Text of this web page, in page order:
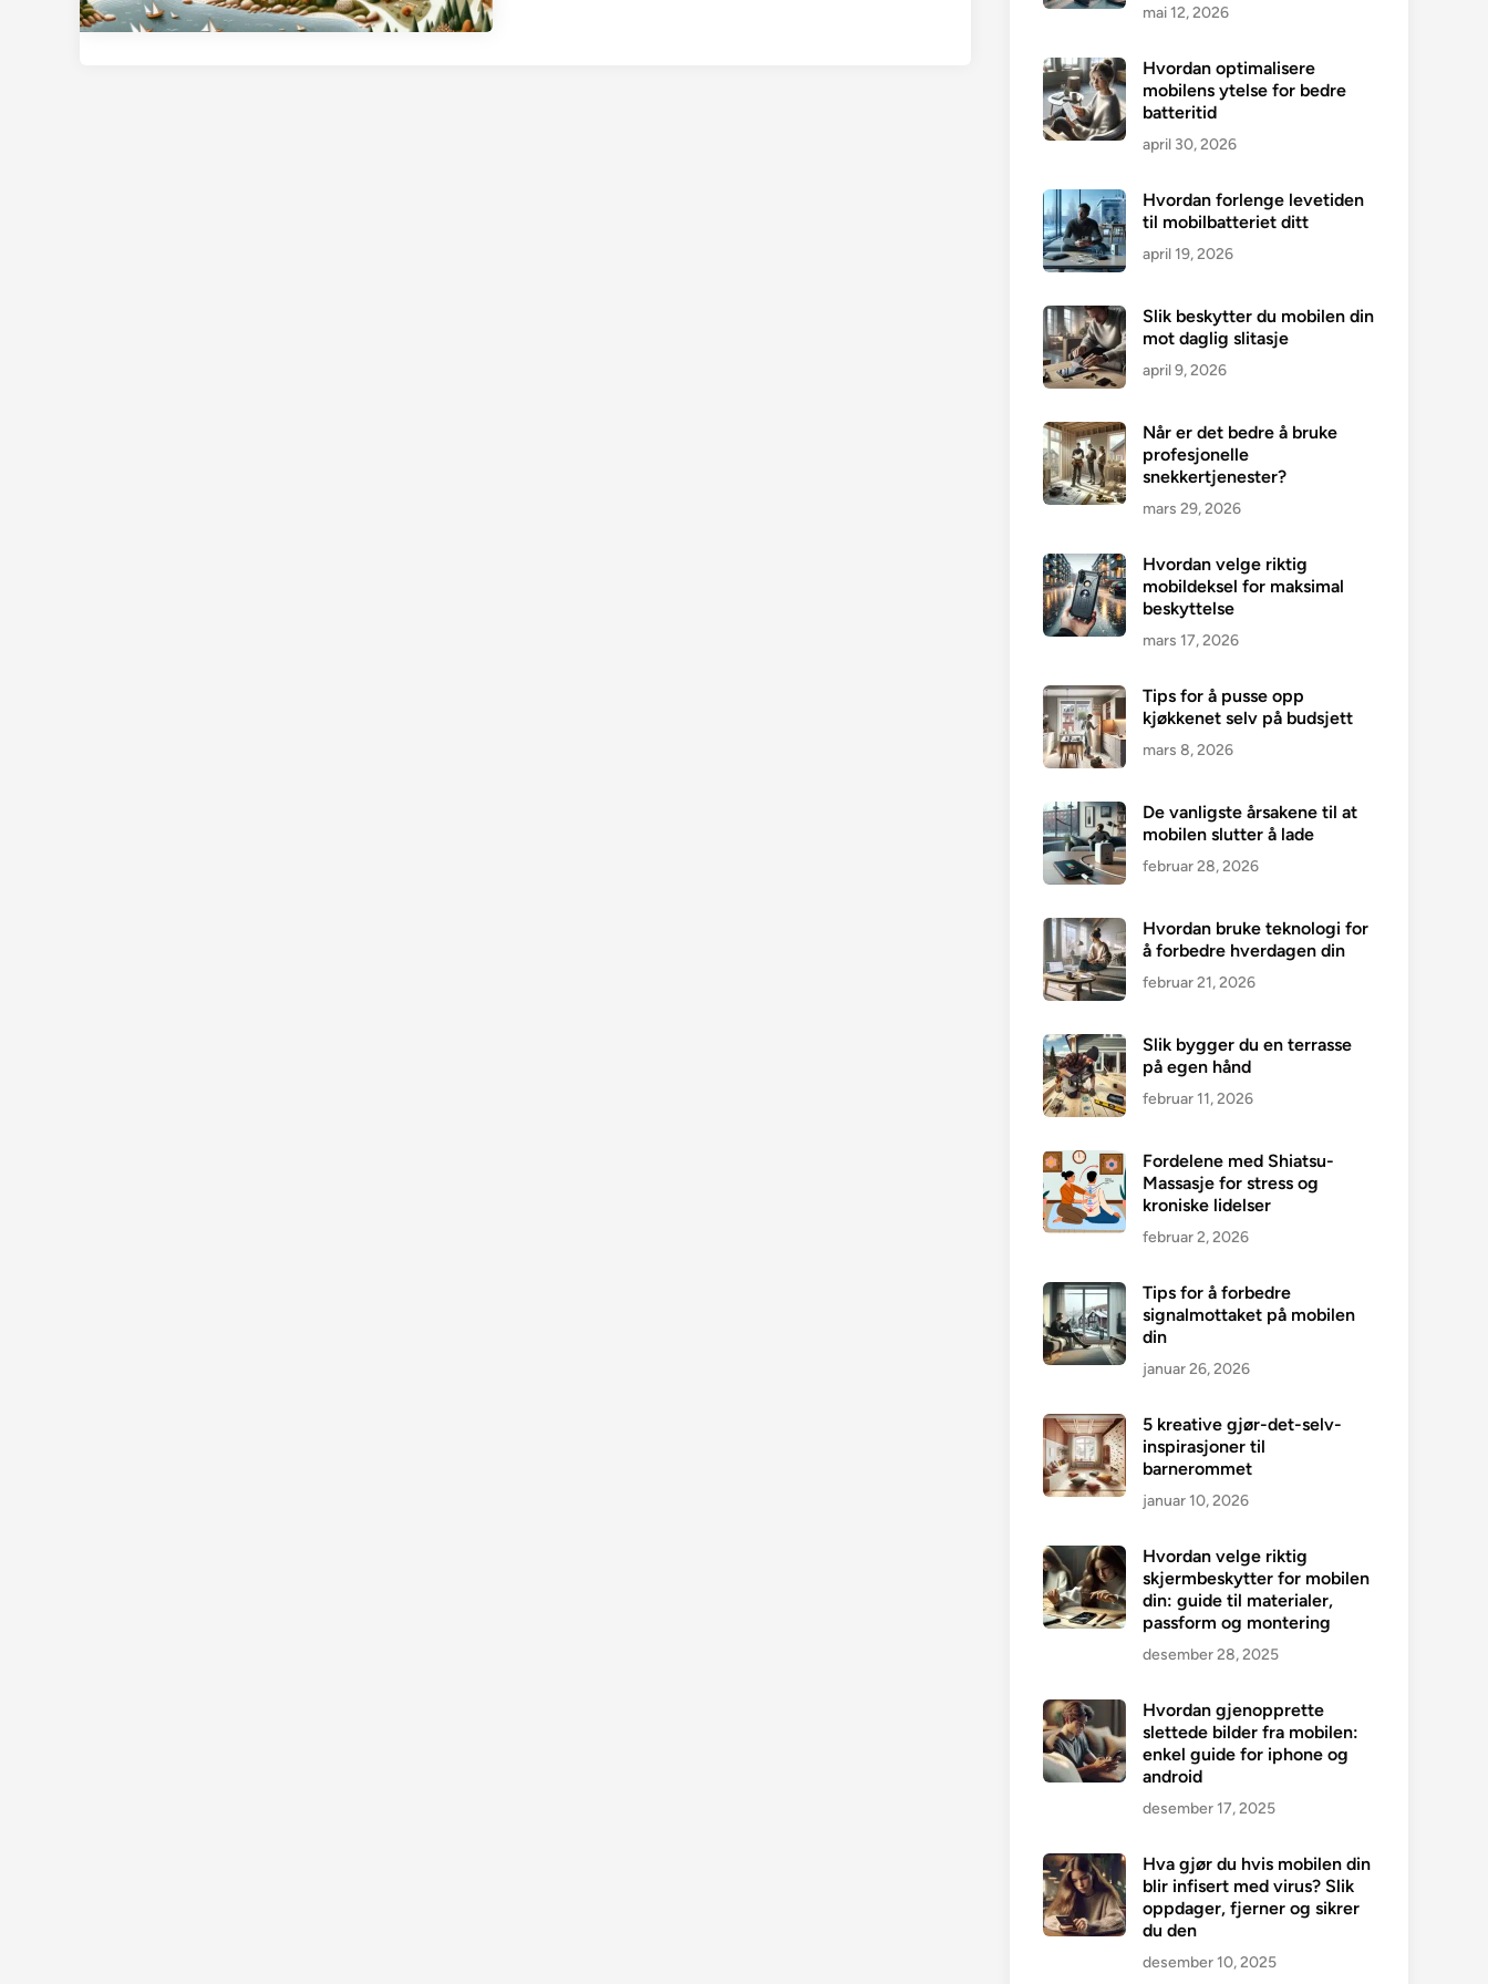
mai 12, 2026
Hvordan optimalisere
mobilens ytelse for bedre
batteritid
april 30, 2026
Hvordan forlenge levetiden
til mobilbatteriet ditt
april 19, 2026
Slik beskytter du mobilen din
mot daglig slitasje
april 9, 2026
Når er det bedre å bruke
profesjonelle
snekkertjenester?
mars 29, 2026
Hvordan velge riktig
mobildeksel for maksimal
beskyttelse
mars 17, 2026
Tips for å pusse opp
kjøkkenet selv på budsjett
mars 8, 2026
De vanligste årsakene til at
mobilen slutter å lade
februar 28, 2026
Hvordan bruke teknologi for
å forbedre hverdagen din
februar 21, 2026
Slik bygger du en terrasse
på egen hånd
februar 11, 2026
Fordelene med Shiatsu-
Massasje for stress og
kroniske lidelser
februar 2, 2026
Tips for å forbedre
signalmottaket på mobilen
din
januar 26, 2026
5 kreative gjør-det-selv-
inspirasjoner til
barnerommet
januar 10, 2026
Hvordan velge riktig
skjermbeskytter for mobilen
din: guide til materialer,
passform og montering
desember 28, 2025
Hvordan gjenopprette
slettede bilder fra mobilen:
enkel guide for iphone og
android
desember 17, 2025
Hva gjør du hvis mobilen din
blir infisert med virus? Slik
oppdager, fjerner og sikrer
du den
desember 10, 2025